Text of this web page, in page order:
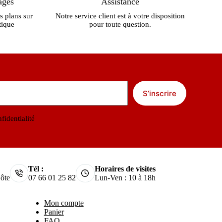
plans sur
Notre service client est à votre disposition
pour toute question.
S’inscrire
Tél :
07 66 01 25 82
Horaires de visites
Lun-Ven : 10 à 18h
Mon compte
Panier